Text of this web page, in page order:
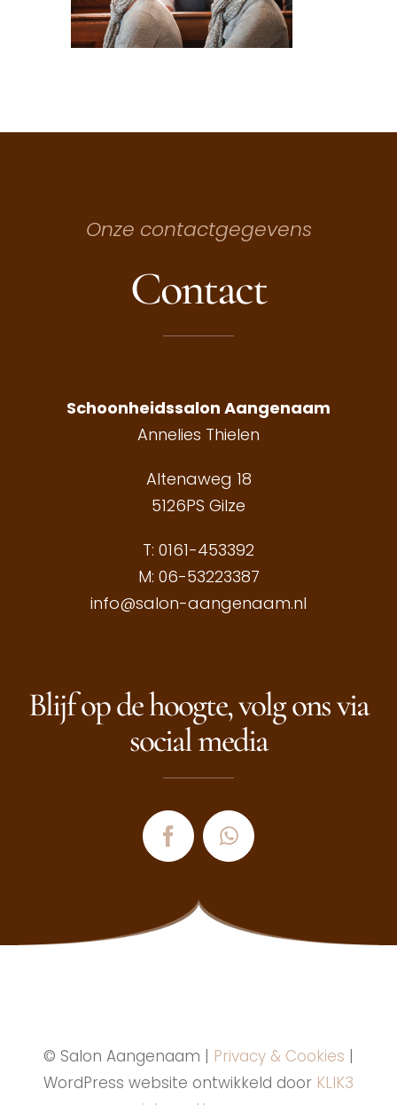
Onze contactgegevens
Contact
Schoonheidssalon Aangenaam
Annelies Thielen
Altenaweg 18
5126PS Gilze
T: 0161-453392
M: 06-53223387
info@salon-aangenaam.nl
Blijf op de hoogte, volg ons via
social media
© Salon Aangenaam | Privacy & Cookies |
WordPress website ontwikkeld door KLIK3